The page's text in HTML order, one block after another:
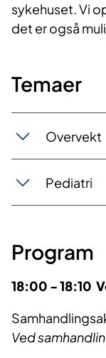
sykehuset. Vi
det er også
Temaer
Overvekt
Pediatri
Program
18:00 - 18:10
Ved